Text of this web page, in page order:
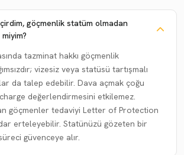
göçmenlik statüm olmadan
tazminat hakkı göçmenlik
vizesiz veya statüsü tartışmalı
da talep edebilir. Dava açmak çoğu
değerlendirmesini etkilemez.
göçmenler tedaviyi Letter of Protection
erteleyebilir. Statünüzü gözeten bir
güvenceye alır.